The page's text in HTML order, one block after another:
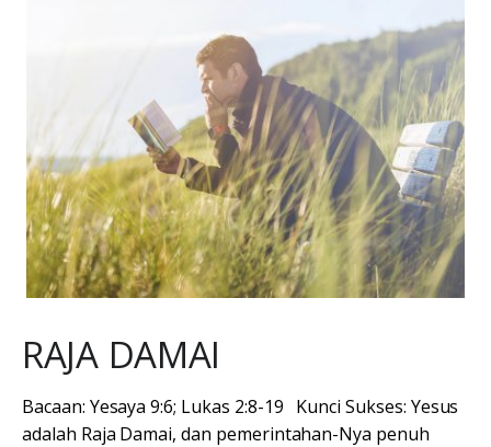
RAJA DAMAI
Bacaan: Yesaya 9:6; Lukas 2:8-19 Kunci Sukses: Yesus
adalah Raja Damai, dan pemerintahan-Nya penuh